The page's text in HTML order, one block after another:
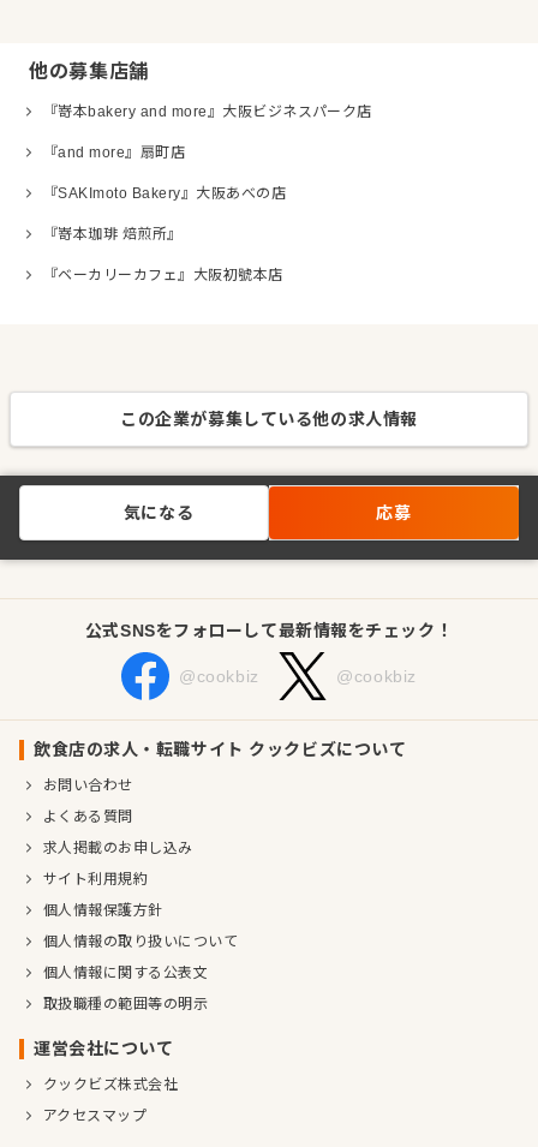
他の募集店舗
『嵜本bakery and more』大阪ビジネスパーク店
『and more』扇町店
『SAKImoto Bakery』大阪あべの店
『嵜本珈琲 焙煎所』
『ベーカリーカフェ』大阪初號本店
この企業が募集している他の求人情報
気になる 応募
公式SNSをフォローして最新情報をチェック！
@cookbiz @cookbiz
飲食店の求人・転職サイト クックビズについて
お問い合わせ
よくある質問
求人掲載のお申し込み
サイト利用規約
個人情報保護方針
個人情報の取り扱いについて
個人情報に関する公表文
取扱職種の範囲等の明示
運営会社について
クックビズ株式会社
アクセスマップ